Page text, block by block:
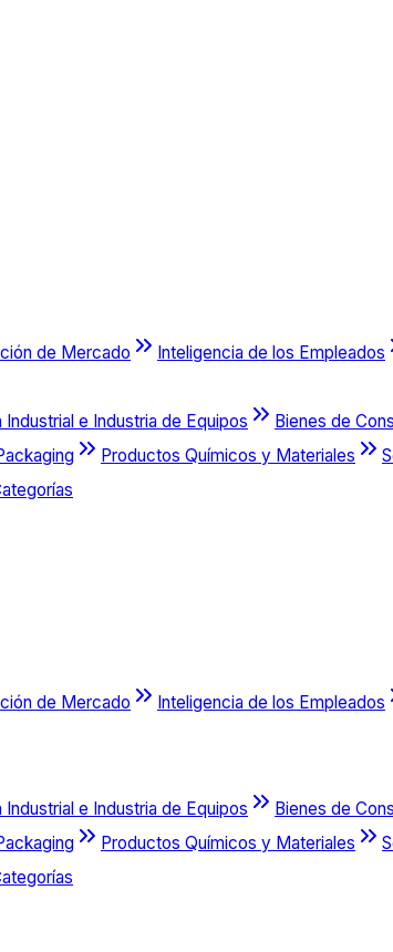
de Mercado Inteligencia de los Empleados
e Industria de Equipos
Bienes de
Productos Químicos y Materiales
de Mercado Inteligencia de los Empleados
e Industria de Equipos
Bienes de
Productos Químicos y Materiales